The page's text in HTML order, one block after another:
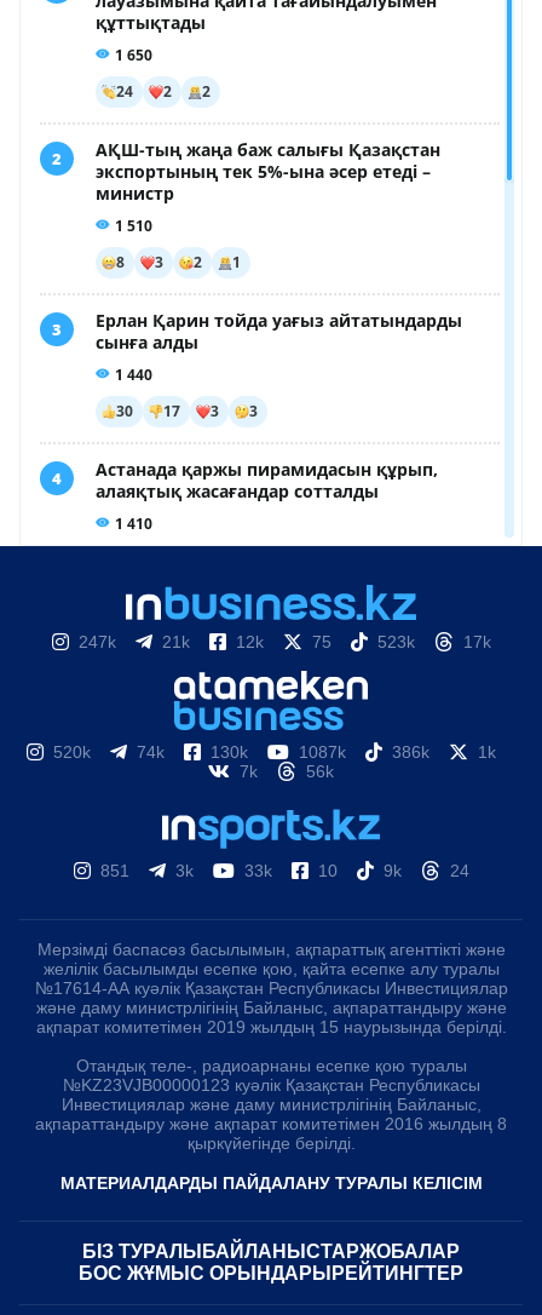
247k 21k 12k 75 523k 17k
520k 74k 130k 1087k 386k
1k
7k
56k
851 3k 33k 10 9k 24
Мерзімді баспасөз басылымын, ақпараттық агенттікті және
желілік басылымды есепке қою, қайта есепке алу туралы
№17614-АА куәлік Қазақстан Республикасы Инвестициялар
және даму министрлігінің Байланыс, ақпараттандыру және
ақпарат комитетімен 2019 жылдың 15 наурызында берілді.
Отандық теле-, радиоарнаны есепке қою туралы
№KZ23VJB00000123 куәлік Қазақстан Республикасы
Инвестициялар және даму министрлігінің Байланыс,
ақпараттандыру және ақпарат комитетімен 2016 жылдың 8
қыркүйегінде берілді.
МАТЕРИАЛДАРДЫ ПАЙДАЛАНУ ТУРАЛЫ КЕЛІСІМ
БІЗ ТУРАЛЫ БАЙЛАНЫСТАРЖОБАЛАР
БОС ЖҰМЫС ОРЫНДАРЫ РЕЙТИНГТЕР